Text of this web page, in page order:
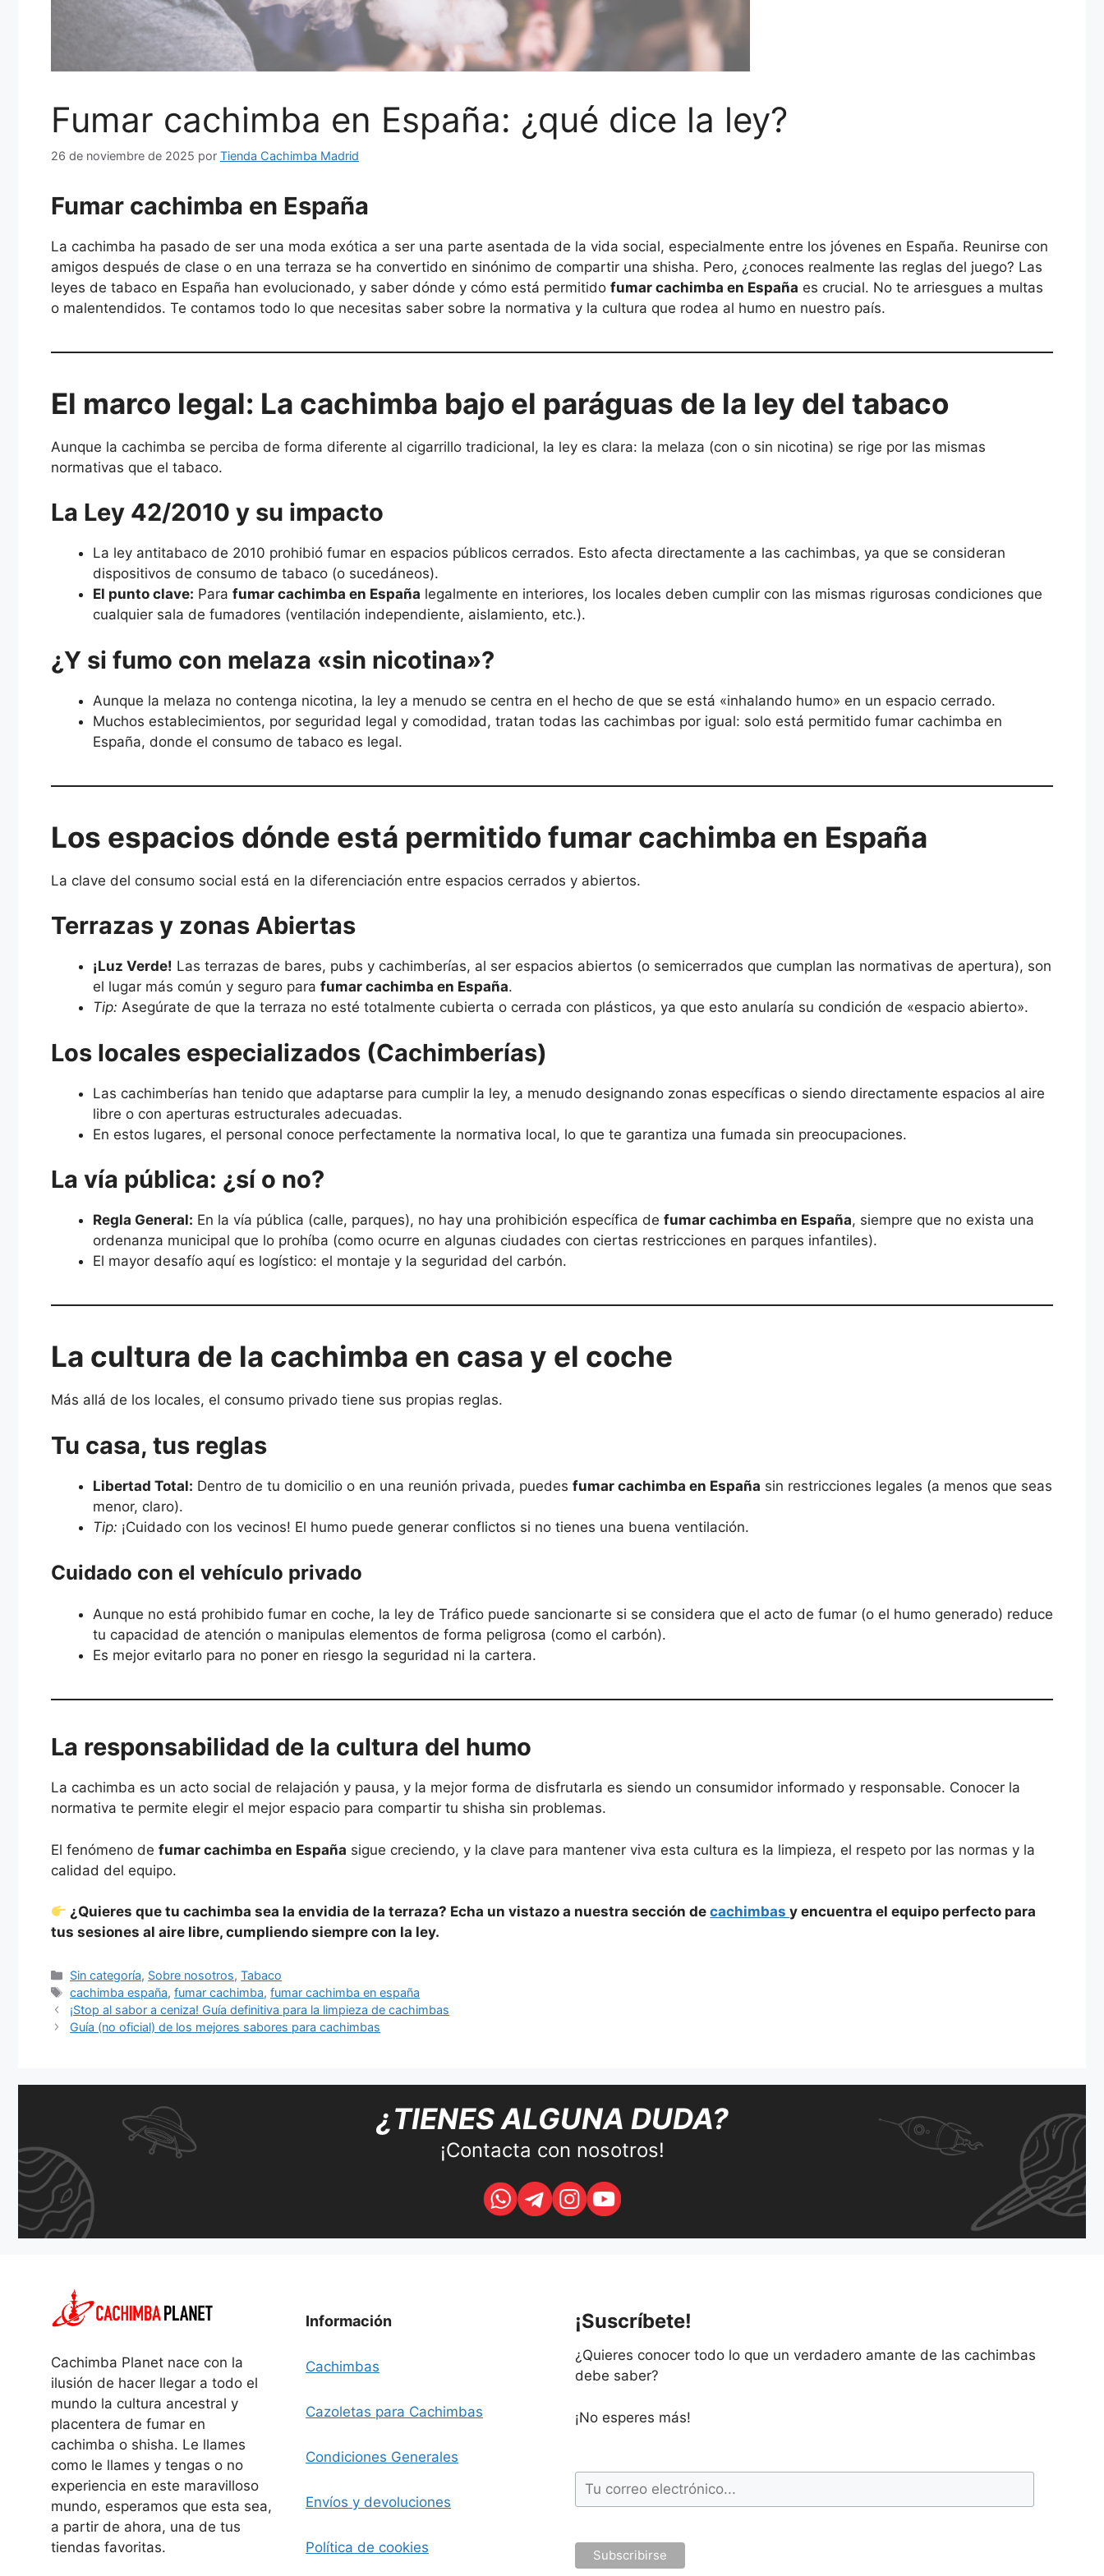
Fumar cachimba en España: ¿qué dice la ley?
26 de noviembre de 2025 por Tienda Cachimba Madrid
Fumar cachimba en España
La cachimba ha pasado de ser una moda exótica a ser una parte asentada de la vida social, especialmente entre los jóvenes en España. Reunirse con
amigos después de clase o en una terraza se ha convertido en sinónimo de compartir una shisha. Pero, ¿conoces realmente las reglas del juego? Las
leyes de tabaco en España han evolucionado, y saber dónde y cómo está permitido fumar cachimba en España es crucial. No te arriesgues a multas
o malentendidos. Te contamos todo lo que necesitas saber sobre la normativa y la cultura que rodea al humo en nuestro país.
El marco legal: La cachimba bajo el paráguas de la ley del tabaco
Aunque la cachimba se perciba de forma diferente al cigarrillo tradicional, la ley es clara: la melaza (con o sin nicotina) se rige por las mismas
normativas que el tabaco.
La Ley 42/2010 y su impacto
La ley antitabaco de 2010 prohibió fumar en espacios públicos cerrados. Esto afecta directamente a las cachimbas, ya que se consideran
dispositivos de consumo de tabaco (o sucedáneos).
El punto clave: Para fumar cachimba en España legalmente en interiores, los locales deben cumplir con las mismas rigurosas condiciones que
cualquier sala de fumadores (ventilación independiente, aislamiento, etc.).
¿Y si fumo con melaza «sin nicotina»?
Aunque la melaza no contenga nicotina, la ley a menudo se centra en el hecho de que se está «inhalando humo» en un espacio cerrado.
Muchos establecimientos, por seguridad legal y comodidad, tratan todas las cachimbas por igual: solo está permitido fumar cachimba en
España, donde el consumo de tabaco es legal.
Los espacios dónde está permitido fumar cachimba en España
La clave del consumo social está en la diferenciación entre espacios cerrados y abiertos.
Terrazas y zonas Abiertas
¡Luz Verde! Las terrazas de bares, pubs y cachimberías, al ser espacios abiertos (o semicerrados que cumplan las normativas de apertura), son
el lugar más común y seguro para fumar cachimba en España.
Tip: Asegúrate de que la terraza no esté totalmente cubierta o cerrada con plásticos, ya que esto anularía su condición de «espacio abierto».
Los locales especializados (Cachimberías)
Las cachimberías han tenido que adaptarse para cumplir la ley, a menudo designando zonas específicas o siendo directamente espacios al aire
libre o con aperturas estructurales adecuadas.
En estos lugares, el personal conoce perfectamente la normativa local, lo que te garantiza una fumada sin preocupaciones.
La vía pública: ¿sí o no?
Regla General: En la vía pública (calle, parques), no hay una prohibición específica de fumar cachimba en España, siempre que no exista una
ordenanza municipal que lo prohíba (como ocurre en algunas ciudades con ciertas restricciones en parques infantiles).
El mayor desafío aquí es logístico: el montaje y la seguridad del carbón.
La cultura de la cachimba en casa y el coche
Más allá de los locales, el consumo privado tiene sus propias reglas.
Tu casa, tus reglas
Libertad Total: Dentro de tu domicilio o en una reunión privada, puedes fumar cachimba en España sin restricciones legales (a menos que seas
menor, claro).
Tip: ¡Cuidado con los vecinos! El humo puede generar conflictos si no tienes una buena ventilación.
Cuidado con el vehículo privado
Aunque no está prohibido fumar en coche, la ley de Tráfico puede sancionarte si se considera que el acto de fumar (o el humo generado) reduce
tu capacidad de atención o manipulas elementos de forma peligrosa (como el carbón).
Es mejor evitarlo para no poner en riesgo la seguridad ni la cartera.
La responsabilidad de la cultura del humo
La cachimba es un acto social de relajación y pausa, y la mejor forma de disfrutarla es siendo un consumidor informado y responsable. Conocer la
normativa te permite elegir el mejor espacio para compartir tu shisha sin problemas.
El fenómeno de fumar cachimba en España sigue creciendo, y la clave para mantener viva esta cultura es la limpieza, el respeto por las normas y la
calidad del equipo.
¿Quieres que tu cachimba sea la envidia de la terraza? Echa un vistazo a nuestra sección decachimbasy encuentra el equipo perfecto para
tus sesiones al aire libre, cumpliendo siempre con la ley.
Categorías
Sin categoría, Sobre nosotros,Tabaco
Etiquetas
cachimba españa,fumar cachimba,fumar cachimba en españa
¡Stop al sabor a ceniza! Guía definitiva para la limpieza de cachimbas
Guía (no oficial) de los mejores sabores para cachimbas
¿TIENES ALGUNA DUDA?
¡Contacta con nosotros!
Cachimba Planet nace con la
ilusión de hacer llegar a todo el
mundo la cultura ancestral y
placentera de fumar en
cachimba o shisha. Le llames
como le llames y tengas o no
experiencia en este maravilloso
mundo, esperamos que esta sea,
a partir de ahora, una de tus
tiendas favoritas.
Información
Cachimbas
Cazoletas para Cachimbas
Condiciones Generales
Envíos y devoluciones
Política de cookies
¡Suscríbete!
¿Quieres conocer todo lo que un verdadero amante de las cachimbas
debe saber?
¡No esperes más!